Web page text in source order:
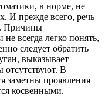
в норме, не
И прежде всего, речь
Причины
всегда легко понять,
следует обратить
выказывает
отсутствуют. В
заметны проявления
косвенными.